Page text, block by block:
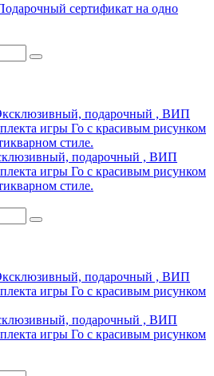
сертификат на одно
подарочный , ВИП
игры Го с красивым рисунком
стиле.
подарочный , ВИП
игры Го с красивым рисунком